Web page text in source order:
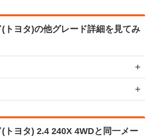
トヨタ)の他グレード詳細を見てみ
トヨタ) 2.4 240X 4WDと同一メー